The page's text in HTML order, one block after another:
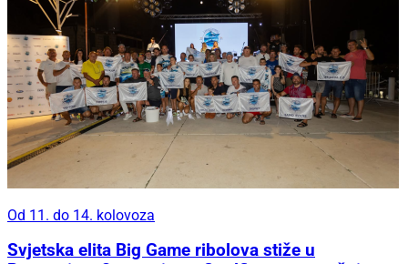
Od 11. do 14. kolovoza
Svjetska elita Big Game ribolova stiže u